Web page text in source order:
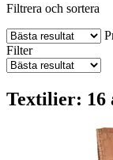
Filtrera och sortera
Filter
Textilier: